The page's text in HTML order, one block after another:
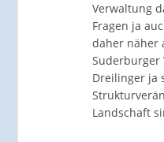
Verwaltung
Fragen ja
daher näher
Suderburger
Dreilinger ja
Landschaft